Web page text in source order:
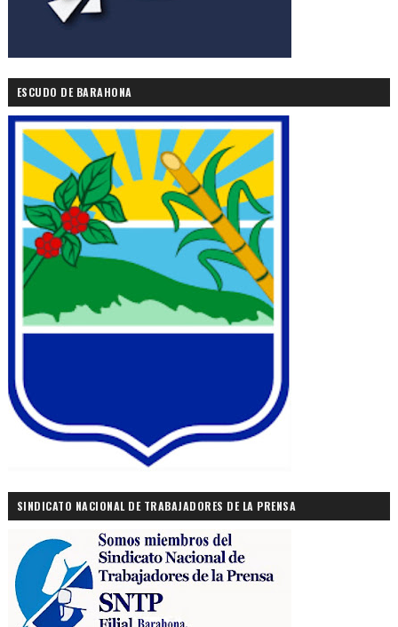
ESCUDO DE BARAHONA
SINDICATO NACIONAL DE TRABAJADORES DE LA PRENSA